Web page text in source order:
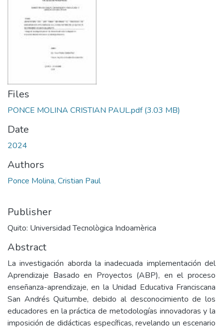
Files
PONCE MOLINA CRISTIAN PAUL.pdf(3.03 MB)
Date
2024
Authors
Ponce Molina, Cristian Paul
Publisher
Quito: Universidad Tecnològica Indoamèrica
Abstract
La investigación aborda la inadecuada implementación del
Aprendizaje Basado en Proyectos (ABP), en el proceso
enseñanza-aprendizaje, en la Unidad Educativa Franciscana
San Andrés Quitumbe, debido al desconocimiento de los
educadores en la práctica de metodologías innovadoras y la
imposición de didácticas específicas, revelando un escenario